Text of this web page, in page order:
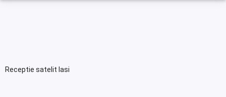
Receptie satelit Iasi